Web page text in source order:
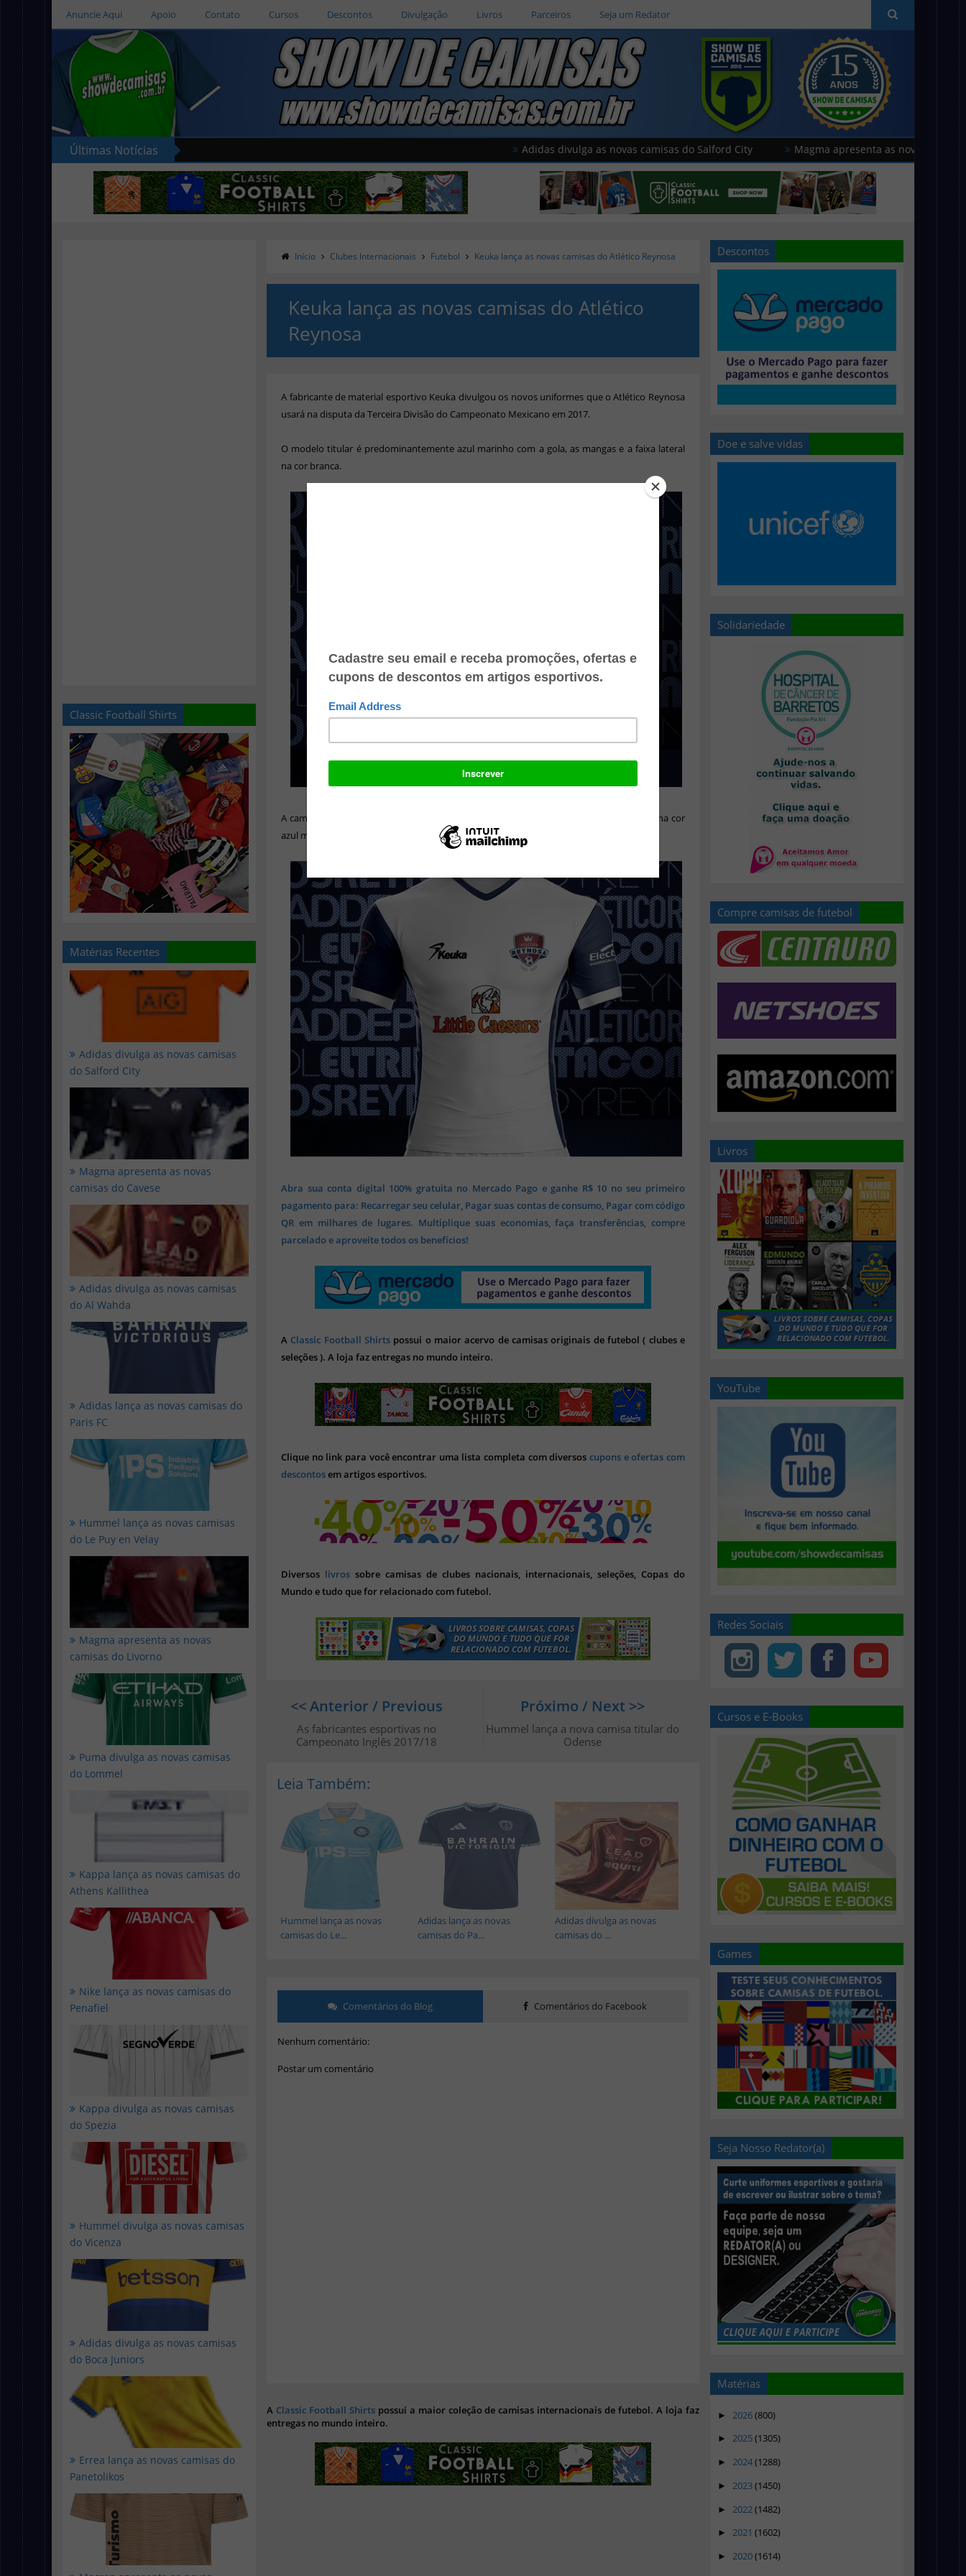
Anuncie Aqui Apoio Contato Cursos Descontos Divulgação Livros Parceiros Seja um Redator
Últimas Notícias Adidas divulga as novas camisas do Salford City Magma apresenta as novas camisas do
Classic Football Shirts
Matérias Recentes
Adidas divulga as novas camisas
do Salford City
Magma apresenta as novas
camisas do Cavese
Adidas divulga as novas camisas
do Al Wahda
Adidas lança as novas camisas do
Paris FC
Hummel lança as novas camisas
do Le Puy en Velay
Magma apresenta as novas
camisas do Livorno
Puma divulga as novas camisas
do Lommel
Kappa lança as novas camisas do
Athens Kallithea
Nike lança as novas camisas do
Penafiel
Kappa divulga as novas camisas
do Spezia
Hummel divulga as novas camisas
do Vicenza
Adidas divulga as novas camisas
do Boca Juniors
Errea lança as novas camisas do
Panetolikos
Início Clubes Internacionais Futebol Keuka lança as novas camisas do Atlético Reynosa
Keuka lança as novas camisas do Atlético
Reynosa
A fabricante de material esportivo Keuka divulgou os novos uniformes que o Atlético Reynosa
usará na disputa da Terceira Divisão do Campeonato Mexicano em 2017.
O modelo titular é predominantemente azul marinho com a gola, as mangas e a faixa lateral
na cor branca.
A camisa reserva é predominantemente branca com a gola, as mangas e a faixa lateral na cor
azul marinho.
Abra sua conta digital 100% gratuita no Mercado Pago e ganhe R$ 10 no seu primeiro
pagamento para: Recarregar seu celular, Pagar suas contas de consumo, Pagar com código
QR em milhares de lugares. Multiplique suas economias, faça transferências, compre
parcelado e aproveite todos os benefícios!
A Classic Football Shirts possui o maior acervo de camisas originais de futebol ( clubes e
seleções ). A loja faz entregas no mundo inteiro.
Clique no link para você encontrar uma lista completa com diversoscupons e ofertas com
descontosem artigos esportivos.
Diversos livros sobre camisas de clubes nacionais, internacionais, seleções, Copas do
Mundo e tudo que for relacionado com futebol.
Próximo / Next >>
Hummel lança a nova camisa titular do
Odense
<< Anterior / Previous
As fabricantes esportivas no
Campeonato Inglês 2017/18
Leia Também:
Adidas divulga as novas
camisas do ...
Adidas lança as novas
camisas do Pa...
Hummel lança as novas
camisas do Le...
Comentários do Blog Comentários do Facebook
Nenhum comentário:
Postar um comentário
A Classic Football Shirts possui a maior coleção de camisas internacionais de futebol. A loja faz
entregas no mundo inteiro.
Descontos
Doe e salve vidas
Solidariedade
Compre camisas de futebol
Livros
YouTube
Redes Sociais
Cursos e E-Books
Games
Seja Nosso Redator(a)
Matérias
► 2026(800)
► 2025(1305)
► 2024(1288)
► 2023(1450)
► 2022(1482)
► 2021 (1602)
► 2020(1614)